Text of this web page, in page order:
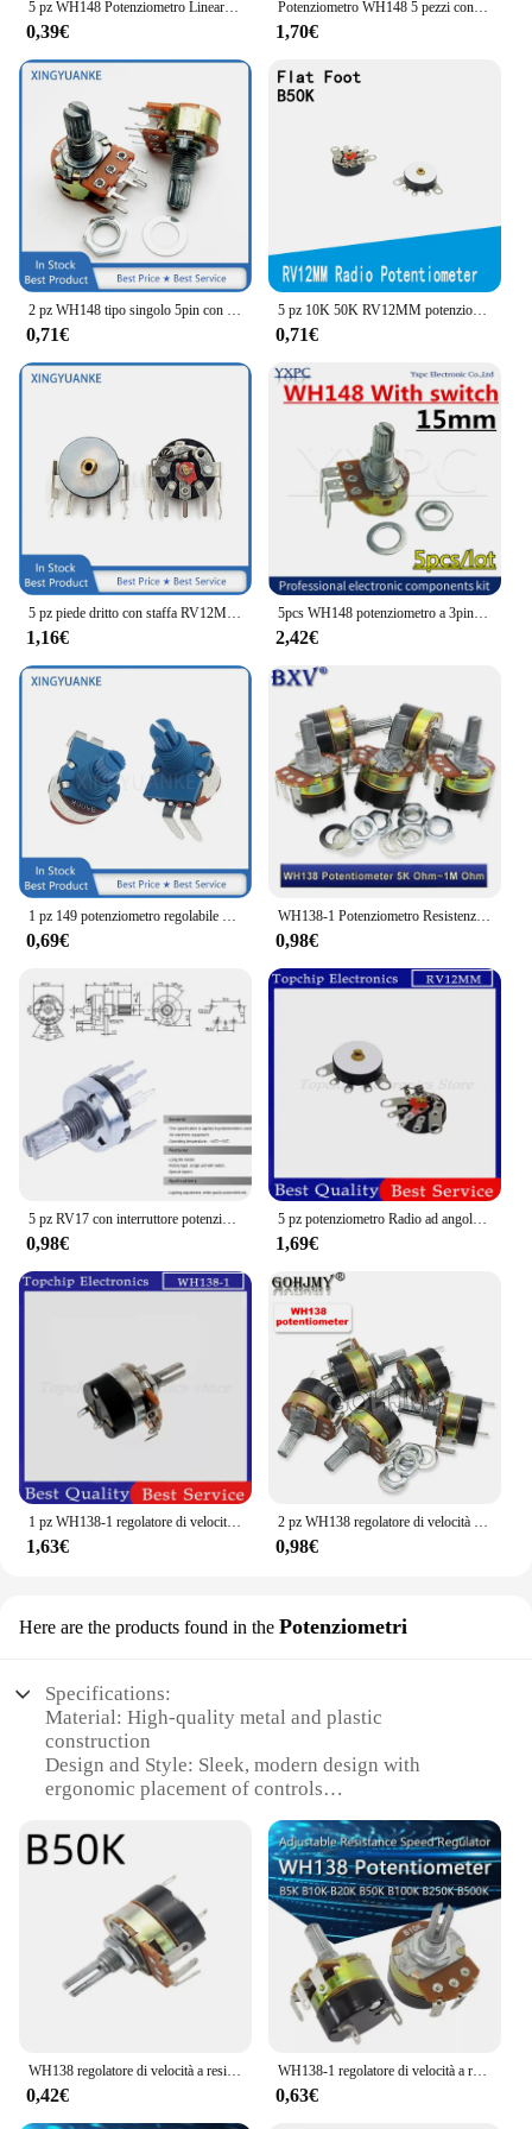
5 pz WH148 Potenziometro Lineare Piegare Piedi 5K 10K 20K 50K 100K 500K B5K B10K B20K B50K B100K B500K 15mm Albero 3pin Con Interruttore
0,39€
Potenziometro WH148 5 pezzi con interruttore 3/6pin 15MM/20MM amplificatore albero doppio potenziometro Stereo 1K 2K 5K 10K 50K 100K 500K
1,70€
2 pz WH148 tipo singolo 5pin con interruttore B5K B10K B20K B50K B100K B500K albero fiore 15MM amplificatore Volume potenziometro
0,71€
5 pz 10K 50K RV12MM potenziometro RV12 B503 B103 B10K B50K amplificatore di potenza potenziometro Volume con interruttore resistore regolabile
0,71€
5 pz piede dritto con staffa RV12MM B10K B50K B103 B503 Radio Switch amplificatore di potenza potenziometro del Volume
1,16€
5pcs WH148 potenziometro a 3pin con interruttore 1K 2K 5K 10K 20K 50K 100K 250K 500K 1M Ohm amplificatore di potenza potenziometro del volume
2,42€
1 pz 149 potenziometro regolabile singolo con interruttore rotante 2-Pin B500K B504 interruttore di controllo dimmerabile lunghezza dell'albero del piede piegato 15MM
0,69€
WH138-1 Potenziometro Resistenza Regolabile Regolatore di Velocità Con Interruttore WH138 B5K B10K B20K B50K B100K B250K B500K 10K 100K 2PCS
0,98€
5 pz RV17 con interruttore potenziometro B1K 2K 5K 10K 20K 50K lunghezza maniglia 15mm 5pin interruttore potenziometro a Film di carbonio
0,98€
5 pz potenziometro Radio ad angolo retto RV12MM B103 B10K B503 B50K amplificatore di potenza potenziometro Volume con interruttore
1,69€
1 pz WH138-1 regolatore di velocità di resistenza regolabile con potenziometro interruttore WH138-1 B5K B10K B20K B50K B100K B250K B500K B1M
1,63€
2 pz WH138 regolatore di velocità di resistenza regolabile con potenziometro interruttore WH138-1 B5K B10K B20K B50K B100K B250K B500K 10K 100K
0,98€
Here are the products found in the Potenziometri
Specifications:
Material: High-quality metal and plastic
construction
Design and Style: Sleek, modern design with
ergonomic placement of controls
projects and DIY applications
Performance and Property: Durable and reliable
with consistent performance
Parts and Accessories: Comes with a potentiometer
and switch in a single unit
Applicable People: Suitable for hobbyists, students,
and professionals
**Versatile and User-Friendly**
The potenziometro con interruttore is a versatile
WH138 regolatore di velocità a resistenza regolabile con potenziometro interruttore B500K B50K B10K
0,42€
WH138-1 regolatore di velocità a resistenza regolabile con potenziometro interruttore WH138-1 B5K B10K B20K B50K B100K B250K B500K
0,63€